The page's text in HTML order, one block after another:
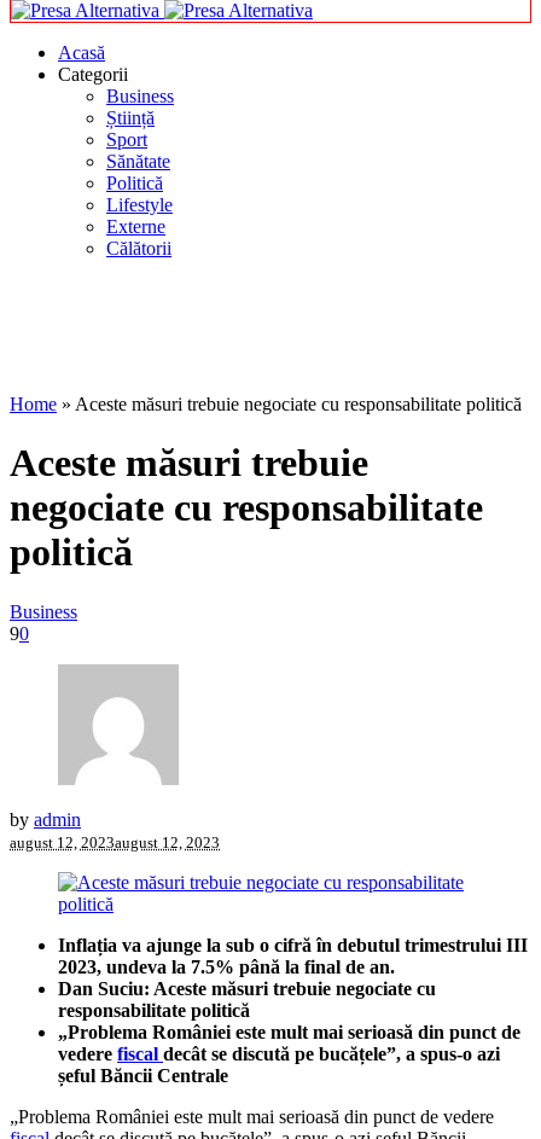
Acasă
Categorii
Business
Știință
Sport
Sănătate
Politică
Lifestyle
Externe
Călătorii
Home » Aceste măsuri trebuie negociate cu responsabilitate politică
Aceste măsuri trebuie
negociate cu responsabilitate
politică
Business
90
by admin
august 12, 2023august 12, 2023
Inflația va ajunge la sub o cifră în debutul trimestrului III
2023, undeva la 7.5% până la final de an.
Dan Suciu: Aceste măsuri trebuie negociate cu
responsabilitate politică
„Problema României este mult mai serioasă din punct de
vedere fiscal decât se discută pe bucățele”, a spus-o azi
șeful Băncii Centrale
„Problema României este mult mai serioasă din punct de vedere